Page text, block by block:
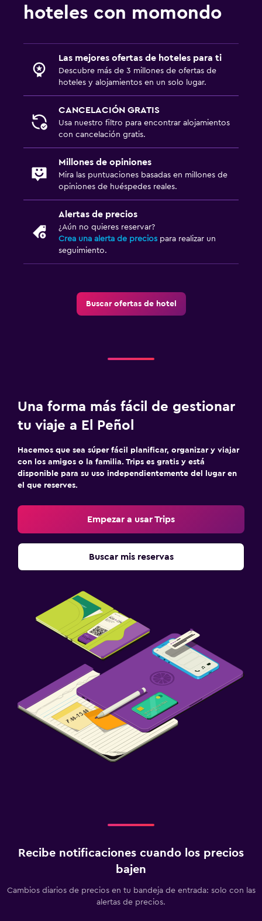
hoteles con momondo
Las mejores ofertas de hoteles para ti
Descubre más de 3 millones de ofertas de
hoteles y alojamientos en un solo lugar.
CANCELACIÓN GRATIS
Usa nuestro filtro para encontrar alojamientos
con cancelación gratis.
Millones de opiniones
Mira las puntuaciones basadas en millones de
opiniones de huéspedes reales.
Alertas de precios
¿Aún no quieres reservar?
Crea una alerta de precios para realizar un
seguimiento.
Buscar ofertas de hotel
Una forma más fácil de gestionar
tu viaje a El Peñol
Hacemos que sea súper fácil planificar, organizar y viajar
con los amigos o la familia. Trips es gratis y está
disponible para su uso independientemente del lugar en
el que reserves.
Empezar a usar Trips
Buscar mis reservas
Recibe notificaciones cuando los precios
bajen
Cambios diarios de precios en tu bandeja de entrada: solo con las
alertas de precios.